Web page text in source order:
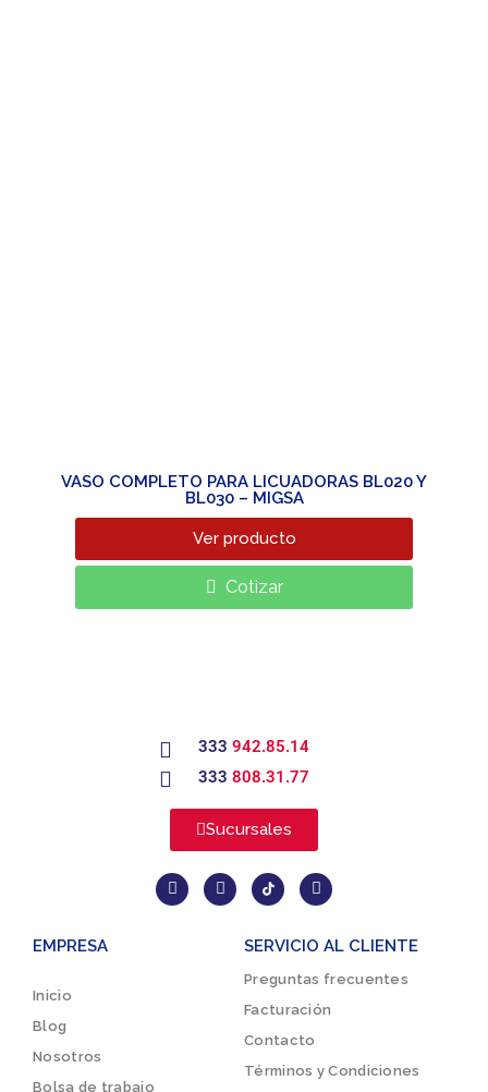
VASO COMPLETO PARA LICUADORAS BL020 Y
BL030 – MIGSA
Ver producto
Cotizar
333 942.85.14
333 808.31.77
Sucursales
EMPRESA
Inicio
Blog
Nosotros
Bolsa de trabajo
SERVICIO AL CLIENTE
Preguntas frecuentes
Facturación
Contacto
Términos y Condiciones